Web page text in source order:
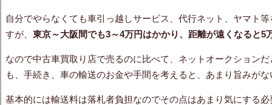
自分でやらなくても車引っ越しサービス、代行ネット、ヤマト
すが、 東京～大阪間でも3～4万円はかかり、距離が遠くなると5
なので中古車買取り店で売るのに比べて、ネットオークション
も、手続き、車の輸送のお金や手間を考えると、あまり旨みが
基本的には輸送料は落札者負担なのでその点はあまり気にする